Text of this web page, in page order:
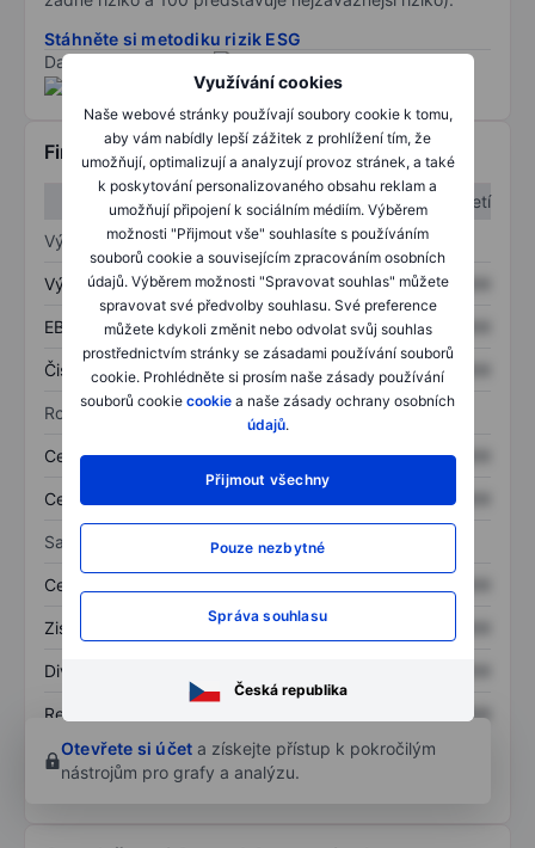
Využívání cookies
Naše webové stránky používají soubory cookie k tomu,
aby vám nabídly lepší zážitek z prohlížení tím, že
umožňují, optimalizují a analyzují provoz stránek, a také
k poskytování personalizovaného obsahu reklam a
umožňují připojení k sociálním médiím. Výběrem
možnosti "Přijmout vše" souhlasíte s používáním
souborů cookie a souvisejícím zpracováním osobních
údajů. Výběrem možnosti "Spravovat souhlas" můžete
spravovat své předvolby souhlasu. Své preference
můžete kdykoli změnit nebo odvolat svůj souhlas
prostřednictvím stránky se zásadami používání souborů
cookie. Prohlédněte si prosím naše zásady používání
souborů cookie cookie a naše zásady ochrany osobních
údajů.
Přijmout všechny
Pouze nezbytné
Správa souhlasu
Česká republika
Stáhněte si metodiku rizik ESG
Data poskytnuta od
Finanční informace
1. čtvrtletí
2. čtvrtletí
Výkaz zisku a ztráty
Výnos XXXXXXX XXXXXXX
EBITDA XXXXXXX XXXXXXX
Čistý příjem XXXXXXX XXXXXXX
Rozvaha
Celková aktiva XXXXXXX XXXXXXX
Celkový dluh XXXXXXX
Sazby
Cena/tržby
Zisk na akcii XXXXXXX
Dividenda na akcii
Rentabilita kapitálu
XXXXXXX
Otevřete si účet a získejte přístup k pokročilým
nástrojům pro grafy a analýzu.